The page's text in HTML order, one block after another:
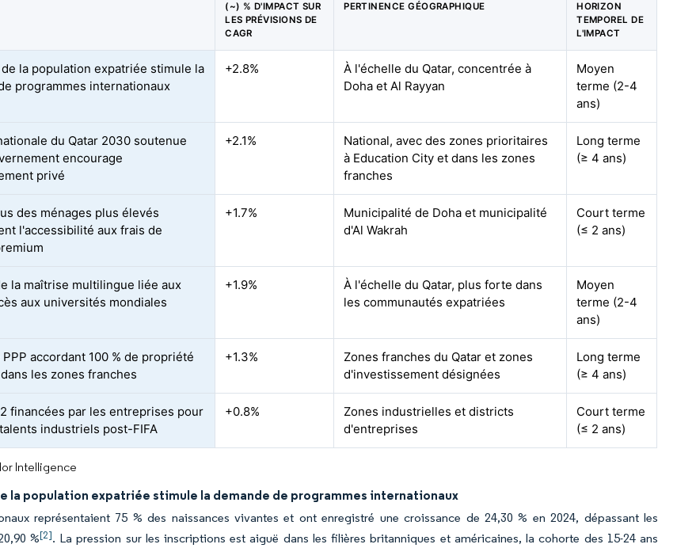
(~) % D'IMPACT SUR
LES PRÉVISIONS DE
CAGR
PERTINENCE GÉOGRAPHIQUE
HORIZON
TEMPOREL DE
L'IMPACT
de la population expatriée stimule la
programmes internationaux
+2.8%
À l'échelle du Qatar, concentrée à
Doha et Al Rayyan
Moyen
terme (2-4
ans)
du Qatar 2030 soutenue
encourage
privé
+2.1%
National, avec des zones prioritaires
à Education City et dans les zones
franches
Long terme
(≥ 4 ans)
des ménages plus élevés
l'accessibilité aux frais de
+1.7%
Municipalité de Doha et municipalité
d'Al Wakrah
Court terme
(≤ 2 ans)
la maîtrise multilingue liée aux
aux universités mondiales
+1.9%
À l'échelle du Qatar, plus forte dans
les communautés expatriées
Moyen
terme (2-4
ans)
accordant 100 % de propriété
les zones franches
+1.3%
Zones franches du Qatar et zones
d'investissement désignées
Long terme
(≥ 4 ans)
financées par les entreprises pour
industriels post-FIFA
+0.8%
Zones industrielles et districts
d'entreprises
Court terme
(≤ 2 ans)
Intelligence
la population expatriée stimule la demande de programmes internationaux
représentaient 75 % des naissances vivantes et ont enregistré une croissance de 24,30 % en 2024, dépassant les
%[2]. La pression sur les inscriptions est aiguë dans les filières britanniques et américaines, la cohorte des 15-24 ans